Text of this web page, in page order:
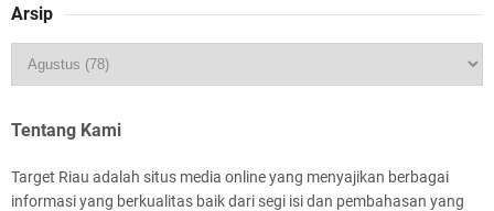
Jelang Ekspedisi Merah Putih Presisi Polda Riau
Arsip
Tentang Kami
Target Riau adalah situs media online yang menyajikan berbagai
informasi yang berkualitas baik dari segi isi dan pembahasan yang